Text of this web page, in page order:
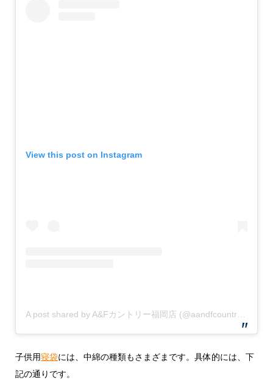
View this post on Instagram
子供用寝袋には、中綿の種類もさまざまです。具体的には、下
記の通りです。